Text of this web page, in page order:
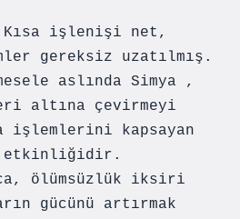
Kısa işlenişi net,
gereksiz uzatılmış.
aslında Simya ,
altına çevirmeyi
işlemlerini kapsayan
etkinliğidir.
ölümsüzlük iksiri
gücünü artırmak